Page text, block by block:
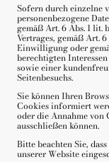
Sofern durch einzelne
personenbezogene
gemäß Art. 6 Abs. 1 lit.
Vertrages, gemäß Art.
Einwilligung oder
berechtigten
sowie einer
Seitenbesuchs.
Sie können Ihren
Cookies informiert
oder die Annahme von
ausschließen können.
Bitte beachten Sie,
unserer Website